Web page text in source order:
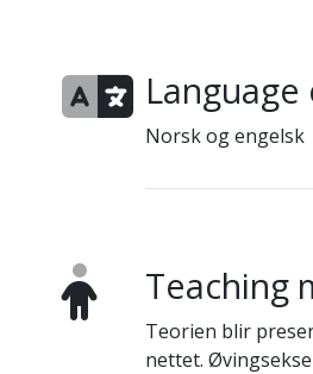
Norsk og engelsk
Teaching
Teorien blir
nettet.